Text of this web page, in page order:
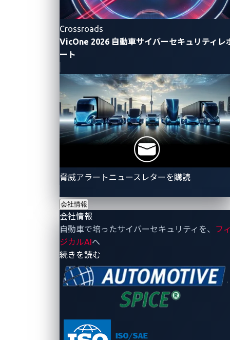
Crossroads
VicOne 2026 自動車サイバーセキュリティレ
ート
脅威アラートニュースレターを購読
会社情報
会社情報
自動車で培ったサイバーセキュリティを、
フ
ジカルAIへ
続きを読む